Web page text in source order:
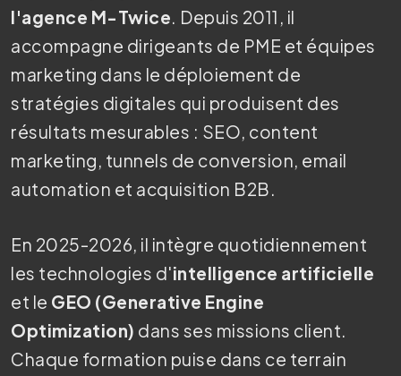
l'agence M-Twice. Depuis 2011, il
accompagne dirigeants de PME et équipes
marketing dans le déploiement de
stratégies digitales qui produisent des
résultats mesurables : SEO, content
marketing, tunnels de conversion, email
automation et acquisition B2B.
En 2025-2026, il intègre quotidiennement
les technologies d'intelligence artificielle
et le GEO (Generative Engine
Optimization) dans ses missions client.
Chaque formation puise dans ce terrain